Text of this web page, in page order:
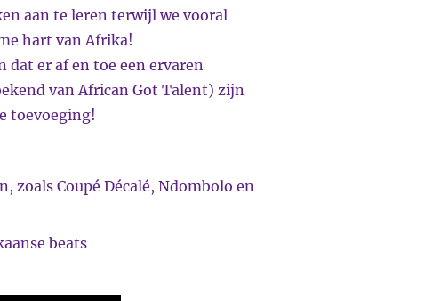
aan te leren terwijl we vooral
hart van Afrika!
dat er af en toe een ervaren
van African Got Talent) zijn
toevoeging!
zoals Coupé Décalé, Ndombolo en
beats